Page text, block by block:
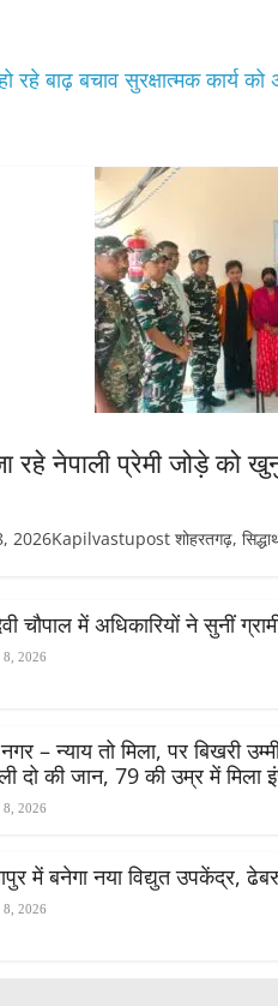
रहे बाढ़ बचाव सुरक्षात्मक कार्य
रहे नेपाली प्रेमी जोड़े को
शोहरतगढ़,
चौपाल में अधिकारियों ने सुनीं
8, 2026
नगर – न्याय तो मिला, पर
दो की जान, 79 की उम्र में मिला
8, 2026
में बनेगा नया विद्युत उपकेंद्र,
8, 2026